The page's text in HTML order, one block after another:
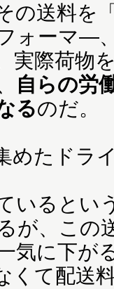
の送料を
ォーマ―
実際荷物
自らの労
るのだ。
めたドラ
いると
が、この
気に下が
くて配送